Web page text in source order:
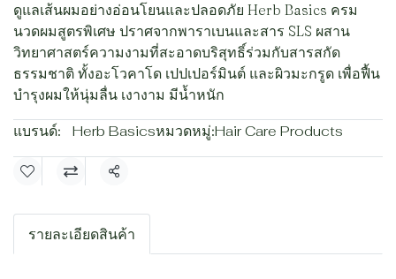
ดูแลเส้นผมอย่างอ่อนโยนและปลอดภัย Herb Basics ครม
นวดผมสูตรพิเศษ ปราศจากพาราเบนและสาร SLS ผสาน
วิทยาศาสตร์ความงามที่สะอาดบริสุทธิ์ร่วมกับสารสกัด
ธรรมชาติ ทั้งอะโวคาโด เปปเปอร์มินต์ และผิวมะกรูด เพื่อฟื้น
บำรุงผมให้นุ่มลื่น เงางาม มีน้ำหนัก
แบรนด์: Herb Basicsหมวดหมู่:Hair Care Products
แชร์
รายละเอียดสินค้า